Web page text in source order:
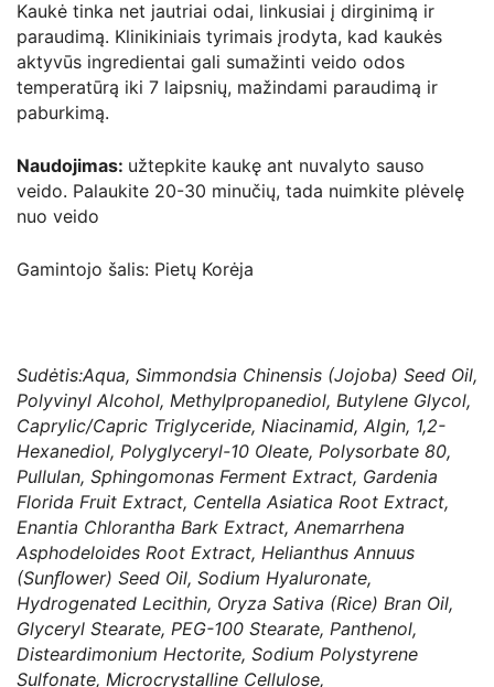
Kaukė tinka net jautriai odai, linkusiai į dirginimą ir
paraudimą. Klinikiniais tyrimais įrodyta, kad kaukės
aktyvūs ingredientai gali sumažinti veido odos
temperatūrą iki 7 laipsnių, mažindami paraudimą ir
paburkimą.
Naudojimas: užtepkite kaukę ant nuvalyto sauso
veido. Palaukite 20-30 minučių, tada nuimkite plėvelę
nuo veido
Gamintojo šalis: Pietų Korėja
Sudėtis:Aqua, Simmondsia Chinensis (Jojoba) Seed Oil,
Polyvinyl Alcohol, Methylpropanediol, Butylene Glycol,
Caprylic/Capric Triglyceride, Niacinamid, Algin, 1,2-
Hexanediol, Polyglyceryl-10 Oleate, Polysorbate 80,
Pullulan, Sphingomonas Ferment Extract, Gardenia
Florida Fruit Extract, Centella Asiatica Root Extract,
Enantia Chlorantha Bark Extract, Anemarrhena
Asphodeloides Root Extract, Helianthus Annuus
(Sunﬂower) Seed Oil, Sodium Hyaluronate,
Hydrogenated Lecithin, Oryza Sativa (Rice) Bran Oil,
Glyceryl Stearate, PEG-100 Stearate, Panthenol,
Disteardimonium Hectorite, Sodium Polystyrene
Sulfonate, Microcrystalline Cellulose,